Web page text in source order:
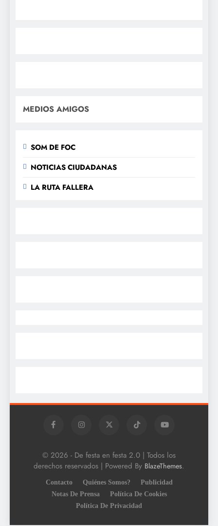
MEDIOS AMIGOS
SOM DE FOC
NOTICIAS CIUDADANAS
LA RUTA FALLERA
© 2026 - De festa en festa 2.0 | Todos los
derechos reservados | Powered By BlazeThemes.
Contacto Quiénes Somos?
Publicidad
Notas De Prensa
Política De Cookies
Política De Privacidad